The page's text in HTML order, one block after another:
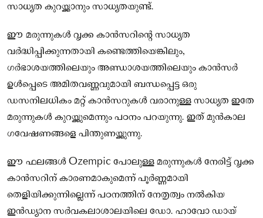
സാധ്യത കുറയ്ക്കാനും സാധ്യതയുണ്ട്.
ഈ മരുന്നുകൾ വൃക്ക കാൻസറിന്റെ സാധ്യത
വർദ്ധിപ്പിക്കുന്നതായി കണ്ടെത്തിയെങ്കിലും,
ഗർഭാശയത്തിലെയും അണ്ഡാശയത്തിലെയും കാൻസർ
ഉൾപ്പെടെ അമിതവണ്ണവുമായി ബന്ധപ്പെട്ട ഒരു
ഡസനിലധികം മറ്റ് കാൻസറുകൾ വരാനുള്ള സാധ്യത ഇതേ
മരുന്നുകൾ കുറയ്ക്കുമെന്നും പഠനം പറയുന്നു. ഇത് മുൻകാല
ഗവേഷണങ്ങളെ പിന്തുണയ്ക്കുന്നു.
ഈ ഫലങ്ങൾ Ozempic പോലുള്ള മരുന്നുകൾ നേരിട്ട് വൃക്ക
കാൻസറിന് കാരണമാകുമെന്ന് പൂർണ്ണമായി
തെളിയിക്കുന്നില്ലെന്ന് പഠനത്തിന് നേതൃത്വം നൽകിയ
ഇൻഡ്യാന സർവകലാശാലയിലെ ഡോ. ഹാവോ ഡായ്